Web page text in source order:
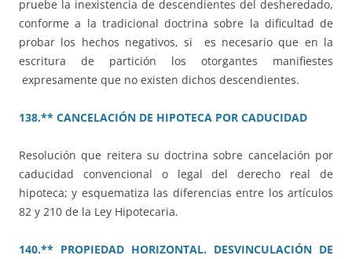
pruebe la inexistencia de descendientes del desheredado,
conforme a la tradicional doctrina sobre la dificultad de
probar los hechos negativos, si es necesario que en la
escritura de partición los otorgantes manifiestes
expresamente que no existen dichos descendientes.
138.** CANCELACIÓN DE HIPOTECA POR CADUCIDAD
Resolución que reitera su doctrina sobre cancelación por
caducidad convencional o legal del derecho real de
hipoteca; y esquematiza las diferencias entre los artículos
82 y 210 de la Ley Hipotecaria.
140.** PROPIEDAD HORIZONTAL. DESVINCULACIÓN DE